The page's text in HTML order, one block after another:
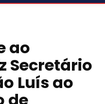
ao
Secretário
Luís ao